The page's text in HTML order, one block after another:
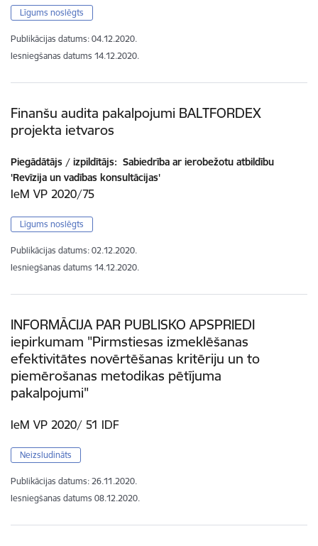
Līgums noslēgts
Publikācijas datums: 04.12.2020.
Iesniegšanas datums 14.12.2020.
Finanšu audita pakalpojumi BALTFORDEX
projekta ietvaros
Piegādātājs / izpildītājs: Sabiedrība ar ierobežotu atbildību
'Revīzija un vadības konsultācijas'
IeM VP 2020/75
Līgums noslēgts
Publikācijas datums: 02.12.2020.
Iesniegšanas datums 14.12.2020.
INFORMĀCIJA PAR PUBLISKO APSPRIEDI
iepirkumam "Pirmstiesas izmeklēšanas
efektivitātes novērtēšanas kritēriju un to
piemērošanas metodikas pētījuma
pakalpojumi"
IeM VP 2020/ 51 IDF
Neizsludināts
Publikācijas datums: 26.11.2020.
Iesniegšanas datums 08.12.2020.